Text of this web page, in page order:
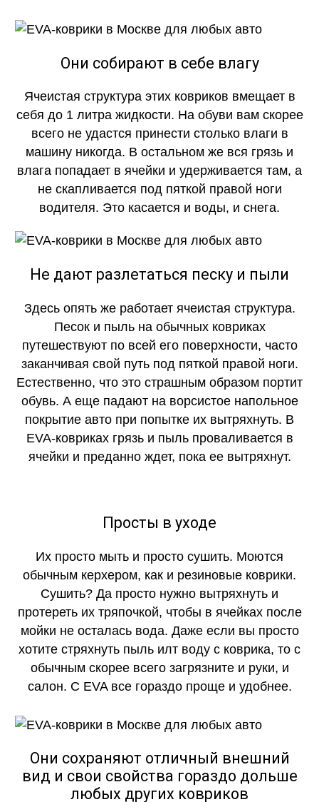
Они собирают в себе влагу
Ячеистая структура этих ковриков вмещает в
себя до 1 литра жидкости. На обуви вам скорее
всего не удастся принести столько влаги в
машину никогда. В остальном же вся грязь и
влага попадает в ячейки и удерживается там, а
не скапливается под пяткой правой ноги
водителя. Это касается и воды, и снега.
Не дают разлетаться песку и пыли
Здесь опять же работает ячеистая структура.
Песок и пыль на обычных ковриках
путешествуют по всей его поверхности, часто
заканчивая свой путь под пяткой правой ноги.
Естественно, что это страшным образом портит
обувь. А еще падают на ворсистое напольное
покрытие авто при попытке их вытряхнуть. В
EVA-ковриках грязь и пыль проваливается в
ячейки и преданно ждет, пока ее вытряхнут.
Просты в уходе
Их просто мыть и просто сушить. Моются
обычным керхером, как и резиновые коврики.
Сушить? Да просто нужно вытряхнуть и
протереть их тряпочкой, чтобы в ячейках после
мойки не осталась вода. Даже если вы просто
хотите стряхнуть пыль илт воду с коврика, то с
обычным скорее всего загрязните и руки, и
салон. С EVA все гораздо проще и удобнее.
Они сохраняют отличный внешний
вид и свои свойства гораздо дольше
любых других ковриков